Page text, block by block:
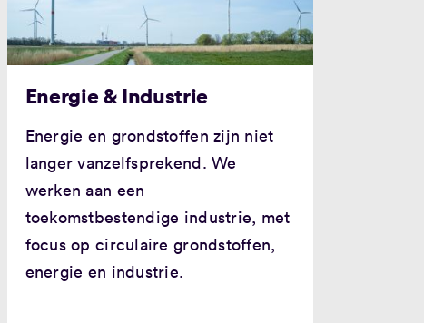
Energie & Industrie
Energie en grondstoffen zijn niet
langer vanzelfsprekend. We
werken aan een
toekomstbestendige industrie, met
focus op circulaire grondstoffen,
energie en industrie.